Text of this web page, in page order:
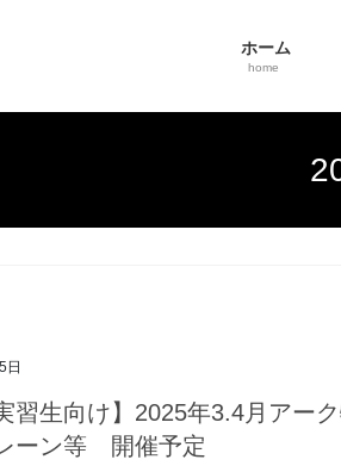
ホーム
home
日
習生向け】2025年3.4月アー
ーン等 開催予定